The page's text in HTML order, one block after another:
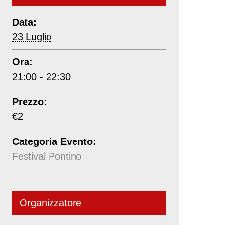
Data:
23 Luglio
Ora:
21:00 - 22:30
Prezzo:
€2
Categoria Evento:
Festival Pontino
Organizzatore